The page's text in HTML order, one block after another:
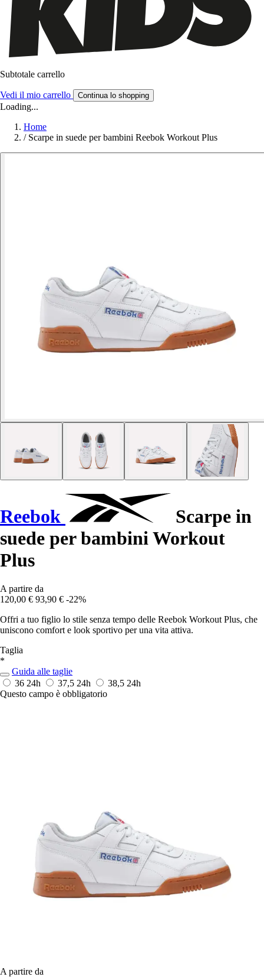
Subtotale carrello
Vedi il mio carrello Continua lo shopping
Loading...
Home
/ Scarpe in suede per bambini Reebok Workout Plus
Reebok
Scarpe in
suede per bambini Workout
Plus
A partire da
120,00 € 93,90 € -22%
Offri a tuo figlio lo stile senza tempo delle Reebok Workout Plus, che
uniscono comfort e look sportivo per una vita attiva.
Taglia
*
Guida alle taglie
36 24h 37,5 24h 38,5 24h
Questo campo è obbligatorio
A partire da